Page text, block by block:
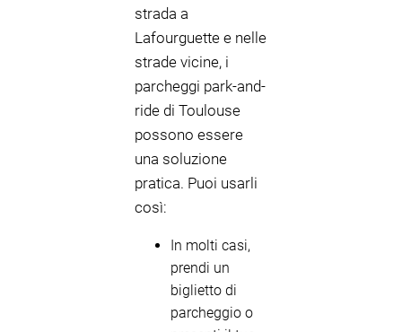
strada a
Lafourguette e nelle
strade vicine, i
parcheggi park-and-
ride di Toulouse
possono essere
una soluzione
pratica. Puoi usarli
così:
In molti casi,
prendi un
biglietto di
parcheggio o